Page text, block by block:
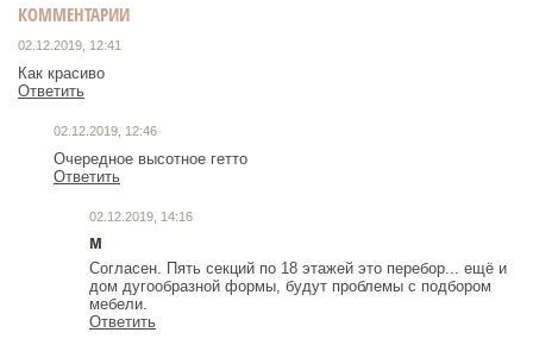
КОММЕНТАРИИ
02.12.2019, 12:41
Как красиво
Ответить
02.12.2019, 12:46
Очередное высотное гетто
Ответить
02.12.2019, 14:16
м
Согласен. Пять секций по 18 этажей это перебор... ещё и
дом дугообразной формы, будут проблемы с подбором
мебели.
Ответить